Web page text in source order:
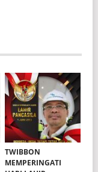
TWIBBON
MEMPERINGATI